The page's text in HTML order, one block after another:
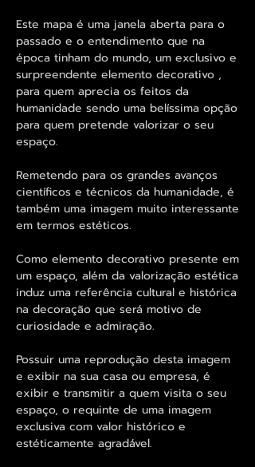
Este mapa é uma janela aberta para o
passado e o entendimento que na
época tinham do mundo, um exclusivo e
surpreendente elemento decorativo ,
para quem aprecia os feitos da
humanidade sendo uma belíssima opção
para quem pretende valorizar o seu
espaço.
Remetendo para os grandes avanços
científicos e técnicos da humanidade, é
também uma imagem muito interessante
em termos estéticos.
Como elemento decorativo presente em
um espaço, além da valorização estética
induz uma referência cultural e histórica
na decoração que será motivo de
curiosidade e admiração.
Possuir uma reprodução desta imagem
e exibir na sua casa ou empresa, é
exibir e transmitir a quem visita o seu
espaço, o requinte de uma imagem
exclusiva com valor histórico e
estéticamente agradável.